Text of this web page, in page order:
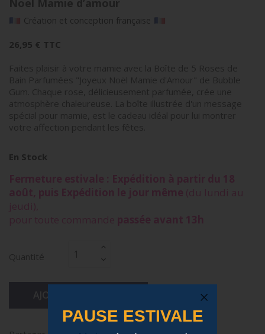
Création et conception française
26,95 € TTC
En Stock
Fermeture estivale : Expédition à partir du 18
août, puis Expédition le jour même (du lundi au
jeudi),
pour toute commande passée avant 13h
PAUSE ESTIVALE